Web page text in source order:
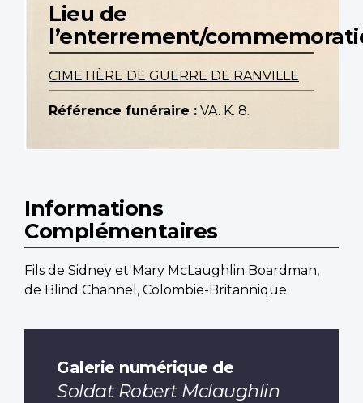
Lieu de
l’enterrement/
CIMETIÈRE DE GUERRE DE RANVILLE
Référence funéraire : VA. K. 8.
Informations
Complémentaires
Fils de Sidney et Mary McLaughlin Boardman,
de Blind Channel, Colombie-Britannique.
Galerie numérique de
Soldat Robert Mclaughlin